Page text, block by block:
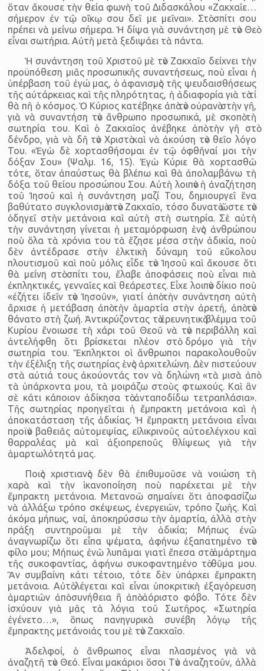
ὅταν ἄκουσε τὴν θεία φωνὴ τοῦ Διδασκάλου «Ζακχαῖε…
σήμερον ἐν τῷ οἴκῳ σου δεῖ με μεῖναι». Στὸ σπίτι σου
πρέπει νὰ μείνω σήμερα. Ἡ δίψα γιὰ συνάντηση μὲ τὸν Θεὸ
εἶναι σωτήρια. Αὐτὴ μετὰ ξεδιψάει τὰ πάντα.
Ἡ συνάντηση τοῦ Χριστοῦ μὲ τὸν Ζακχαῖο δείχνει τὴν
προϋπόθεση μιᾶς προσωπικῆς συναντήσεως, ποὺ εἶναι ἡ
ὑπέρβαση τοῦ ἐγώ μας, ὁ ἀφανισμὸς τῆς ψευδαισθήσεως
τῆς αὐτάρκειας καὶ τῆς πληρότητας, ἡ ἀδιαφορία γιὰ τὸ τί
θὰ πῆ ὁ κόσμος. Ὁ Κύριος κατέβηκε ἀπὸ τὸν οὐρανὸ στὴν γῆ,
γιὰ νὰ συναντήση τὸν ἄνθρωπο προσωπικά, μὲ σκοπὸ τὴ
σωτηρία του. Καὶ ὁ Ζακχαῖος ἀνέβηκε ἀπὸ τὴν γῆ στὸ
δένδρο, γιὰ νὰ δῆ τὸν Χριστὸ καὶ νὰ ἀκούση τὸν θεῖο λόγο
Του. «Ἐγὼ δὲ χορτασθήσομαι ἐν τῷ ὀφθῆναί μοι τὴν
δόξαν Σου» (Ψαλμ. 16, 15). Ἐγὼ Κύριε θὰ χορτασθῶ
τότε, ὅταν ἀπαύστως θὰ βλέπω καὶ θὰ ἀπολαμβάνω τὴ
δόξα τοῦ θείου προσώπου Σου. Αὐτὴ λοιπὸν ἡ ἀναζήτηση
τοῦ Ἰησοῦ καὶ ἡ συνάντηση μαζί Του, δημιουργεῖ ἕνα
βαθύτατο συγκλονισμὸ στὸν Ζακχαῖο, τόσο δυνατὸ ὥστε τὸν
ὁδηγεῖ στὴν μετάνοια καὶ αὐτὴ στὴ σωτηρία. Σὲ αὐτὴ
τὴν συνάντηση γίνεται ἡ μεταμόρφωση ἑνὸς ἀνθρώπου
ποὺ ὅλα τὰ χρόνια του τὰ ἔζησε μέσα στὴν ἀδικία, ποὺ
δὲν ἀντέδρασε στὴν ἑλκτικὴ δύναμη τοῦ εὔκολου
πλουτισμοῦ καὶ ποὺ μόλις εἶδε τὸν Ἰησοῦ καὶ ἄκουσε ὅτι
θὰ μείνη στὸ σπίτι του, ἔλαβε ἀποφάσεις ποὺ εἶναι πιὰ
ἐκπληκτικές, γενναῖες καὶ θεάρεστες. Εἶχε λοιπὸν δίκιο ποὺ
«ἐζήτει ἰδεῖν τὸν Ἰησοῦν», γιατί ἀπὸ τὴν συνάντηση αὐτὴ
ἄρχισε ἡ μετάβαση ἀπὸ τὴν ἁμαρτία στὴν ἀρετή, ἀπὸ τὸν
θάνατο στὴ ζωή. Ἀντικρύζοντας τὸ ἐρευνητικὸ βλέμμα τοῦ
Κυρίου ἔνοιωσε τὴ χάρι τοῦ Θεοῦ νὰ τὸν περιβάλλη καὶ
ἀντελήφθη ὅτι βρίσκεται πλέον στὸ δρόμο γιὰ τὴν
σωτηρία του. Ἔκπληκτοι οἱ ἄνθρωποι παρακολουθοῦν
τὴν ἐξέλιξη τῆς σωτηρίας ἑνὸς ἀρχιτελώνη. Δὲν πιστεύουν
στὰ αὐτιά τους ἀκούοντάς τον νὰ δηλώνη «τὰ μισὰ ἀπὸ
τὰ ὑπάρχοντα μου, τὰ μοιράζω στοὺς φτωχούς. Καὶ ἂν
σὲ κάτι κάποιον ἀδίκησα τὸ ἀνταποδίδω τετραπλάσια».
Τῆς σωτηρίας προηγεῖται ἡ ἔμπρακτη μετάνοια καὶ ἡ
ἀποκατάσταση τῆς ἀδικίας. Ἡ ἔμπρακτη μετάνοια εἶναι
προϊὸν βαθειᾶς αὐτομεψίας, εἰλικρινοῦς αὐτοελέγχου καὶ
θαρραλέας μὰ καὶ ἀξιοπρεποῦς θλίψεως γιὰ τὴν
ἁμαρτωλότητά μας.
Ποιὸς χριστιανὸς δὲν θὰ ἐπιθυμοῦσε νὰ νοιώση τὴ
χαρὰ καὶ τὴν ἱκανοποίηση ποὺ παρέχεται μὲ τὴν
ἔμπρακτη μετάνοια. Μετανοῶ σημαίνει ὅτι ἀποφασίζω
νὰ ἀλλάξω τρόπο σκέψεως, ἐνεργειῶν, τρόπο ζωῆς. Καὶ
ἀκόμα μήπως, ναί, ἀποκηρύσσω τὴν ἁμαρτία, ἀλλὰ στὴν
πράξη συντηροῦμαι μὲ τὴν ἀδικία; Μήπως ἐνῶ
ἀναγνωρίζω ὅτι εἶπα ψέματα, ἀφήνω ἐξαπατημένο τὸν
φίλο μου; Μήπως ἐνῶ λυπᾶμαι γιατὶ ἔπεσα στὸ ἁμάρτημα
τῆς συκοφαντίας, ἀφήνω συκοφαντημένο τὸ θῦμα μου.
Ἂν συμβαίνη κάτι τέτοιο, τότε δὲν ὑπάρχει ἔμπρακτη
μετάνοια. Αὐτὸ λέγεται καὶ εἶναι ὑποκριτικὴ ἐξαγόρευση
ἁμαρτιῶν ἀπὸ συνήθεια ἢ ἀπὸ ἀόριστο φόβο. Τότε δὲν
ἰσχύουν γιὰ μᾶς τὰ λόγια τοῦ Σωτῆρος. «Σωτηρία
ἐγένετο…», ὅπως πανηγυρικὰ συνέβη λόγῳ τῆς
ἔμπρακτης μετάνοιάς του μὲ τὸν Ζακχαῖο.
Ἀδελφοί, ὁ ἄνθρωπος εἶναι πλασμένος γιὰ νὰ
ἀναζητῆ τὸν Θεό. Εἶναι μακάριοι ὅσοι Τὸν ἀναζητοῦν, ἀλλὰ